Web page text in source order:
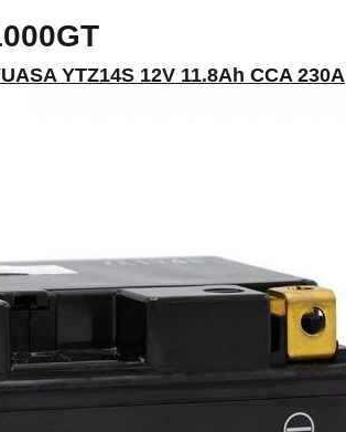
YTZ14S 12V 11.8Ah CCA 230A